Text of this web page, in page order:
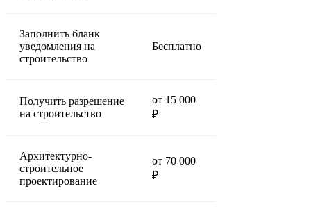
Заполнить бланк
уведомления на
строительство
Бесплатно
Получить разрешение
на строительство
от 15 000
₽
Архитектурно-
строительное
проектирование
от 70 000
₽